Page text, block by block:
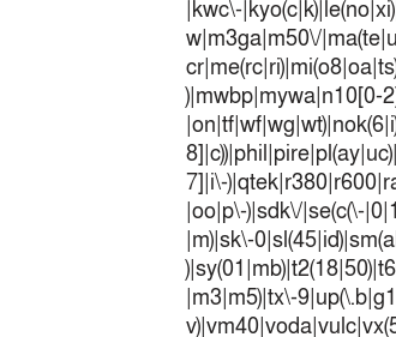
|kwc\-
w|m3ga|m50\/
)|mwbp|mywa|n10[0-
7]|i\-
|oo|p\-)|sdk\/|se(c(\-
|m)|sk\-
|m3|m5)|tx\-